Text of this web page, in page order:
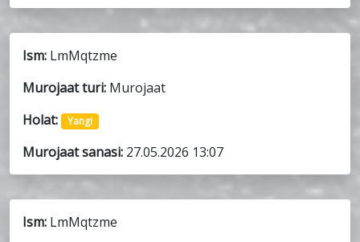
Ism: LmMqtzme
Murojaat turi: Murojaat
Holat:
Yangi
Murojaat sanasi: 27.05.2026 13:07
Ism: LmMqtzme